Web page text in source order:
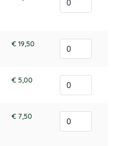
€ 19,50
€ 5,00
€ 7,50